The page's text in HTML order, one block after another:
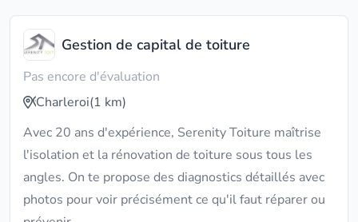
Gestion de capital de toiture
Pas encore d'évaluation
Charleroi(1 km)
Avec 20 ans d'expérience, Serenity Toiture maîtrise
l'isolation et la rénovation de toiture sous tous les
angles. On te propose des diagnostics détaillés avec
photos pour voir précisément ce qu'il faut réparer ou